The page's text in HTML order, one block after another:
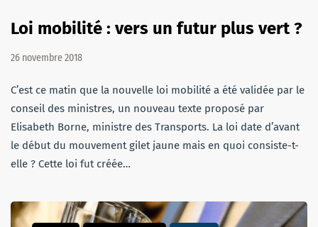
Loi mobilité : vers un futur plus vert ?
26 novembre 2018
C’est ce matin que la nouvelle loi mobilité a été validée par le
conseil des ministres, un nouveau texte proposé par
Elisabeth Borne, ministre des Transports. La loi date d’avant
le début du mouvement gilet jaune mais en quoi consiste-t-
elle ? Cette loi fut créée…